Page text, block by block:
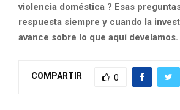
violencia doméstica ? Esas
respuesta siempre y cuando la
avance sobre lo que aquí develamos.
COMPARTIR 0